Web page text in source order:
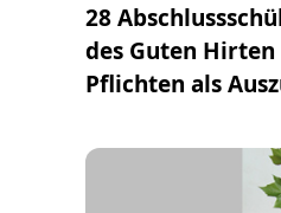
28
des Guten
Pflichten als